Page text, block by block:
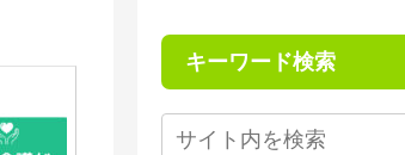
キーワード検索